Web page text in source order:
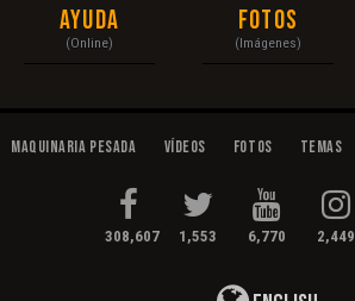
Ayuda
(Online)
Fotos
(Imágenes)
Maquinaria Pesada Vídeos Fotos Temas
308,607 1,553 6,770 2,449